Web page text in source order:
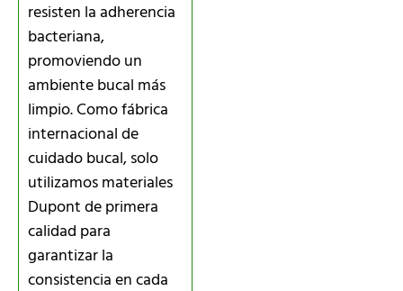
resisten la adherencia
bacteriana,
promoviendo un
ambiente bucal más
limpio. Como fábrica
internacional de
cuidado bucal, solo
utilizamos materiales
Dupont de primera
calidad para
garantizar la
consistencia en cada